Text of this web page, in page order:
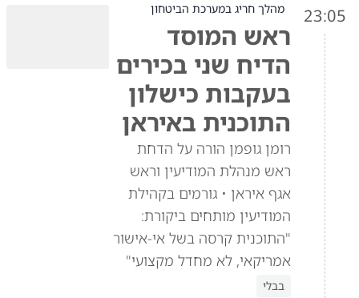
23:05 מהלך חריג במערכת הביטחון
ראש המוסד
הדיח שני בכירים
בעקבות כישלון
התוכנית באיראן
רומן גופמן הורה על הדחת
ראש מנהלת המודיעין וראש
אגף איראן • גורמים בקהילת
המודיעין מותחים ביקורת:
"התוכנית קרסה בשל אי-אישור
אמריקאי, לא מחדל מקצועי"
בבלי